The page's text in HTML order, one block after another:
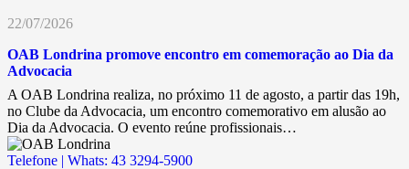
22/07/2026
OAB Londrina promove encontro em comemoração ao Dia da
Advocacia
A OAB Londrina realiza, no próximo 11 de agosto, a partir das 19h,
no Clube da Advocacia, um encontro comemorativo em alusão ao
Dia da Advocacia. O evento reúne profissionais…
Telefone | Whats: 43 3294-5900